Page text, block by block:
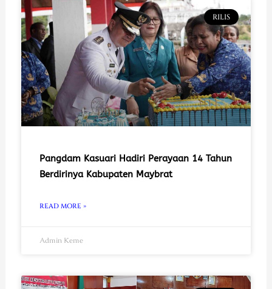
RILIS
Pangdam Kasuari Hadiri Perayaan 14 Tahun
Berdirinya Kabupaten Maybrat
READ MORE »
Admin Keme